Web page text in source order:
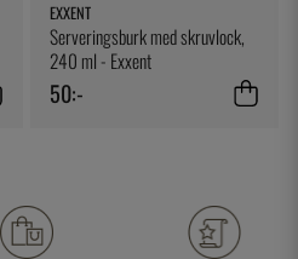
EXXENT
Serveringsburk med skruvlock,
240 ml - Exxent
50:-